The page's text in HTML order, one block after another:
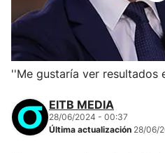
''Me gustaría ver resultados
EITB MEDIA
28/06/2024 - 00:37
Última actualización 28/06/